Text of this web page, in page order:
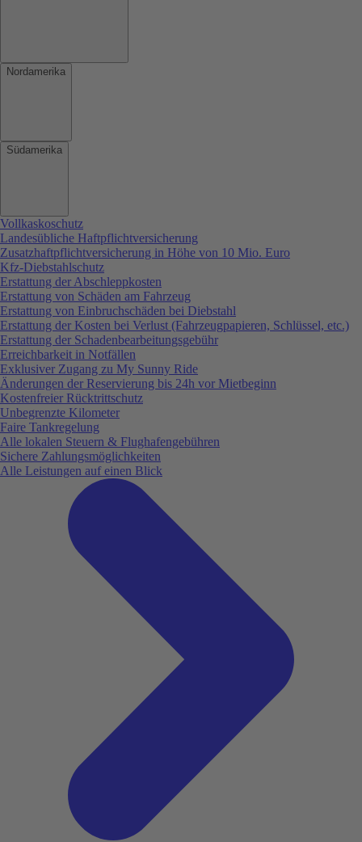
Nordamerika
Südamerika
Vollkaskoschutz
Landesübliche Haftpflichtversicherung
Zusatzhaftpflichtversicherung in Höhe von 10 Mio. Euro
Kfz-Diebstahlschutz
Erstattung der Abschleppkosten
Erstattung von Schäden am Fahrzeug
Erstattung von Einbruchschäden bei Diebstahl
Erstattung der Kosten bei Verlust (Fahrzeugpapieren, Schlüssel, etc.)
Erstattung der Schadenbearbeitungsgebühr
Erreichbarkeit in Notfällen
Exklusiver Zugang zu My Sunny Ride
Änderungen der Reservierung bis 24h vor Mietbeginn
Kostenfreier Rücktrittschutz
Unbegrenzte Kilometer
Faire Tankregelung
Alle lokalen Steuern & Flughafengebühren
Sichere Zahlungsmöglichkeiten
Alle Leistungen auf einen Blick